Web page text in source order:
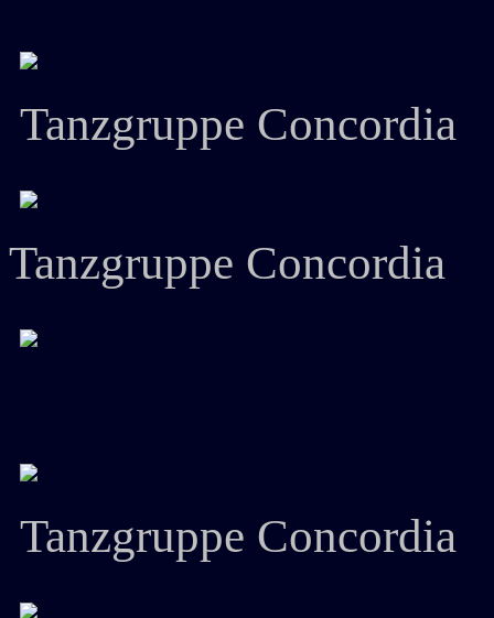
Tanzgruppe Concordia
Tanzgruppe Concordia
Tanzgruppe Concordia